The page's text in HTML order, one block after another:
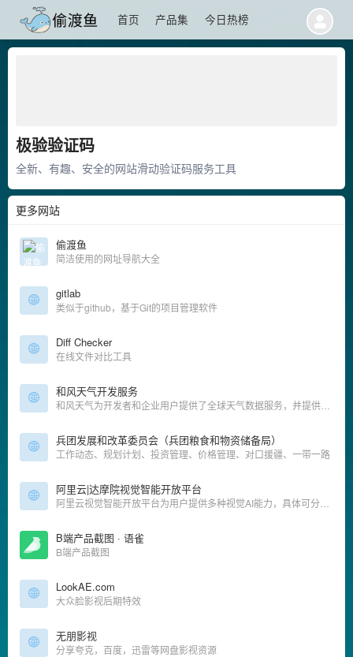
首页 产品集 今日热榜
极验验证码
全新、有趣、安全的网站滑动验证码服务工具
更多网站
偷渡鱼
简洁使用的网址导航大全
gitlab
类似于github，基于Git的项目管理软件
Diff Checker
在线文件对比工具
和风天气开发服务
兵团发展和改革委员会（兵团粮食和物资储备局）
工作动态、规划计划、投资管理、价格管理、对口援疆、一带一路
阿里云|达摩院视觉智能开放平台
B端产品截图 · 语雀
B端产品截图
LookAE.com
大众脸影视后期特效
无朋影视
分享夸克，百度，迅雷等网盘影视资源